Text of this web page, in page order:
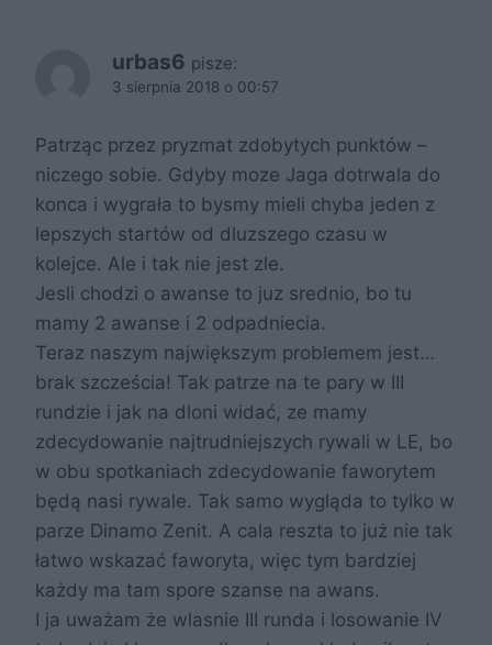
urbas6 pisze:
3 sierpnia 2018 o 00:57
Patrząc przez pryzmat zdobytych punktów –
niczego sobie. Gdyby moze Jaga dotrwala do
konca i wygrała to bysmy mieli chyba jeden z
lepszych startów od dluzszego czasu w
kolejce. Ale i tak nie jest zle.
Jesli chodzi o awanse to juz srednio, bo tu
mamy 2 awanse i 2 odpadniecia.
Teraz naszym największym problemem jest…
brak szcześcia! Tak patrze na te pary w III
rundzie i jak na dloni widać, ze mamy
zdecydowanie najtrudniejszych rywali w LE, bo
w obu spotkaniach zdecydowanie faworytem
będą nasi rywale. Tak samo wygląda to tylko w
parze Dinamo Zenit. A cala reszta to już nie tak
łatwo wskazać faworyta, więc tym bardziej
każdy ma tam spore szanse na awans.
I ja uważam że wlasnie III runda i losowanie IV